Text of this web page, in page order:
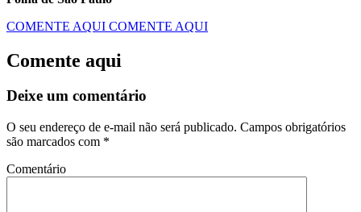
COMENTE AQUI COMENTE AQUI
Comente aqui
Deixe um comentário
O seu endereço de e-mail não será publicado. Campos obrigatórios
são marcados com *
Comentário